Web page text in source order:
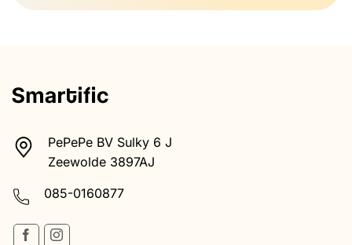
PePePe BV Sulky 6 J
Zeewolde 3897AJ
085-0160877